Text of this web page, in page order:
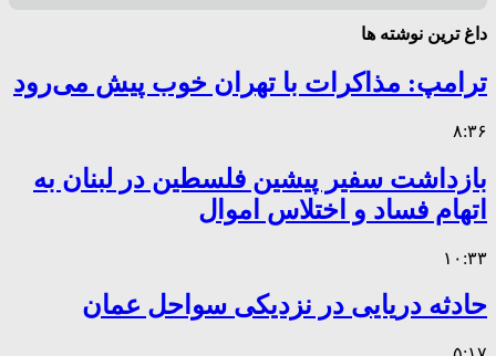
داغ ترین نوشته ها
ترامپ: مذاکرات با تهران خوب پیش می‌رود
۸:۳۶
بازداشت سفیر پیشین فلسطین در لبنان به
اتهام فساد و اختلاس اموال
۱۰:۳۳
حادثه دریایی در نزدیکی سواحل عمان